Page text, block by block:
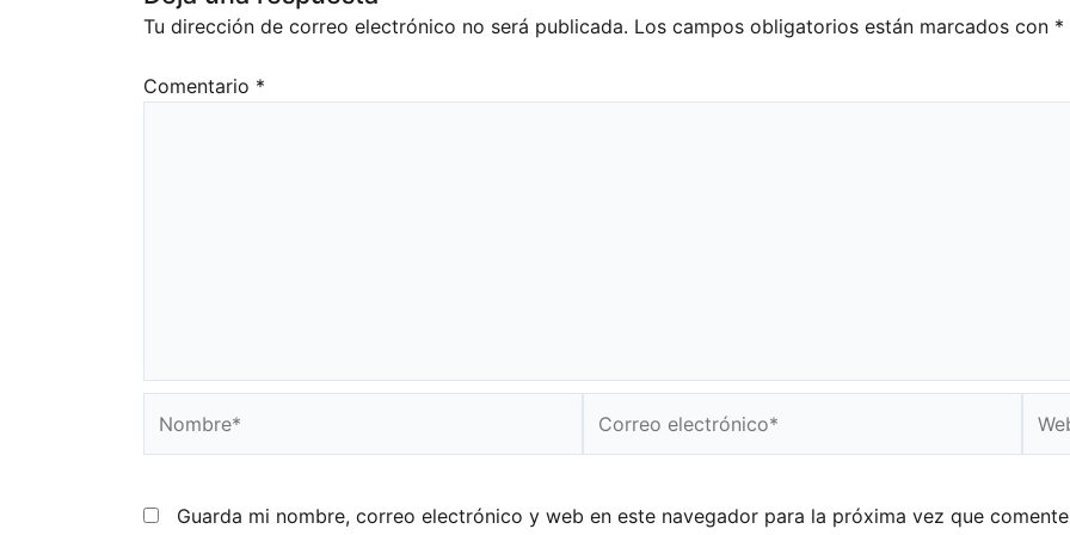
Tu dirección de correo electrónico no será publicada. Los campos obligatorios están marcados con *
Comentario *
electrónico*
Guarda mi nombre, correo electrónico y web en este navegador para la próxima vez que